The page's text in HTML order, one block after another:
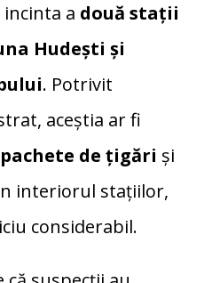
a două stații
Hudești și
. Potrivit
aceștia ar fi
pachete de țigări și
interiorul stațiilor,
considerabil.